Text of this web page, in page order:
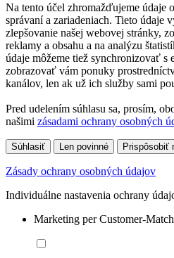
Na tento účel zhromažďujeme údaje
správaní a zariadeniach. Tieto údaje
zlepšovanie našej webovej stránky,
reklamy a obsahu a na analýzu
údaje môžeme tiež synchronizovať
zobrazovať vám ponuky
kanálov, len ak už ich služby sami
Pred udelením súhlasu sa, prosím,
našimi zásadami ochrany osobných
Súhlasiť Len povinné Prispôsobiť
Zásady ochrany osobných údajov
Individuálne nastavenia ochrany
Marketing per Customer-Match